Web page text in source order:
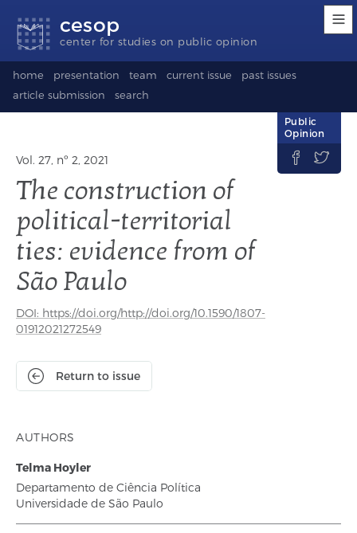
links
content
footer
selection
(Seletor
idioma)
cesop
center for studies on public opinion
home presentation team current issue
past issues
article submission
search
Vol. 27, nº 2, 2021
The construction of
political-territorial
ties: evidence from of
São Paulo
DOI: https://doi.org/http://doi.org/10.1590/1807-
01912021272549
Return to issue
Public
Opinion
 
AUTHORS
Telma Hoyler
Departamento de Ciência Política
Universidade de São Paulo